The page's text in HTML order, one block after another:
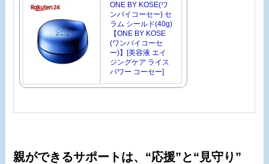
ONE BY KOSE(ワ
ンバイコーセー) セ
ラム シールド(40g)
【ONE BY KOSE
(ワンバイコーセ
ー)】[美容液 エイ
ジングケア ライス
パワー コーセー]
親ができるサポートは、“応援”と“見守り”